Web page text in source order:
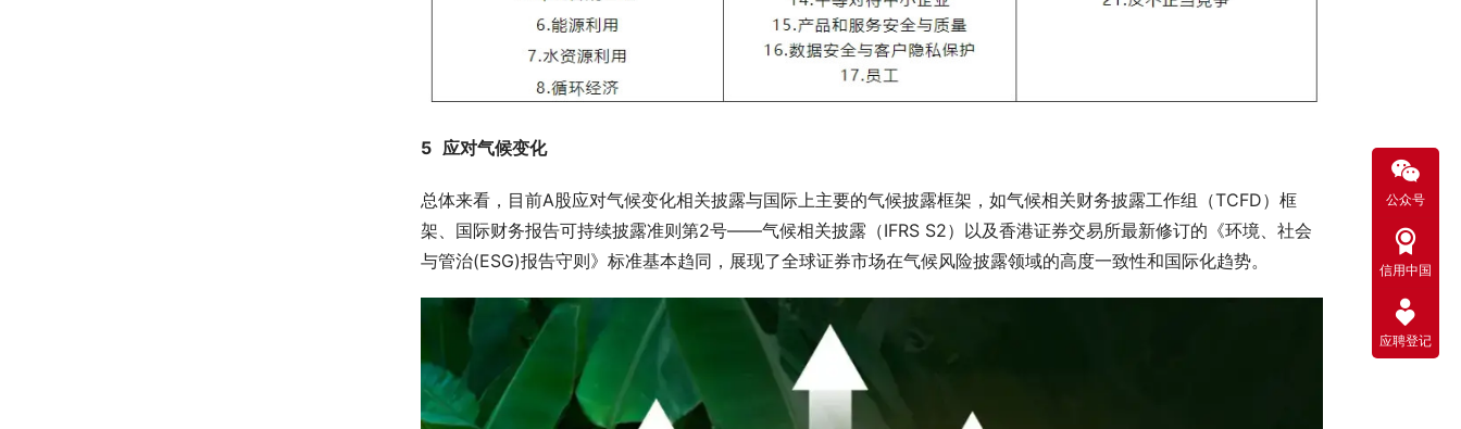
5 应对气候变化
总体来看，目前A股应对气候变化相关披露与国际上主要的气候披露框架，如气候相关财务披露工作组（TCFD）框
架、国际财务报告可持续披露准则第2号——气候相关披露（IFRS S2）以及香港证券交易所最新修订的《环境、社会
与管治(ESG)报告守则》标准基本趋同，展现了全球证券市场在气候风险披露领域的高度一致性和国际化趋势。
公众号
信用中国
应聘登记